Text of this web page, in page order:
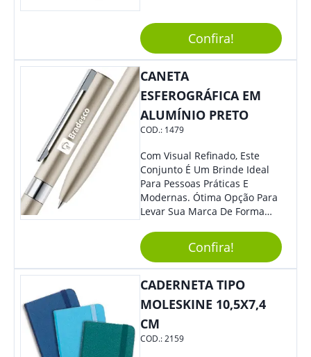
Sua Marca De Forma Estilosa,
Agregando Valor Para Sua
Empresa Em Eventos.
Confira!
CANETA
ESFEROGRÁFICA EM
ALUMÍNIO PRETO
COD.: 1479
Com Visual Refinado, Este
Conjunto É Um Brinde Ideal
Para Pessoas Práticas E
Modernas. Ótima Opção Para
Levar Sua Marca De Forma
Sua Empresa Em Eventos,
Reuniões Corporativas Ou Até
Mesmo Para Presentear
Colaboradores E Parceiros De
Confira!
CADERNETA TIPO
MOLESKINE 10,5X7,4
CM
COD.:2159